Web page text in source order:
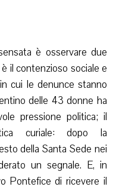
è osservare due
il contenzioso sociale e
cui le denunce stanno
delle 43 donne ha
pressione politica; il
curiale: dopo la
della Santa Sede nei
un segnale. E, in
Pontefice di ricevere il